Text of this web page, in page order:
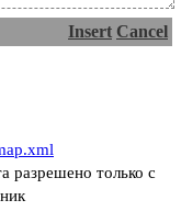
Insert Cancel
разрешено только с